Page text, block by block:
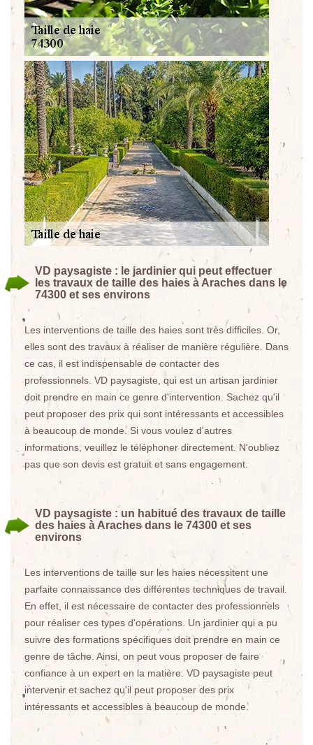
VD paysagiste : le jardinier qui peut effectuer
les travaux de taille des haies à Araches dans le
74300 et ses environs
Les interventions de taille des haies sont très difficiles. Or,
elles sont des travaux à réaliser de manière régulière. Dans
ce cas, il est indispensable de contacter des
professionnels. VD paysagiste, qui est un artisan jardinier
doit prendre en main ce genre d'intervention. Sachez qu'il
peut proposer des prix qui sont intéressants et accessibles
à beaucoup de monde. Si vous voulez d'autres
informations, veuillez le téléphoner directement. N'oubliez
pas que son devis est gratuit et sans engagement.
VD paysagiste : un habitué des travaux de taille
des haies à Araches dans le 74300 et ses
environs
Les interventions de taille sur les haies nécessitent une
parfaite connaissance des différentes techniques de travail.
En effet, il est nécessaire de contacter des professionnels
pour réaliser ces types d'opérations. Un jardinier qui a pu
suivre des formations spécifiques doit prendre en main ce
genre de tâche. Ainsi, on peut vous proposer de faire
confiance à un expert en la matière. VD paysagiste peut
intervenir et sachez qu'il peut proposer des prix
intéressants et accessibles à beaucoup de monde.